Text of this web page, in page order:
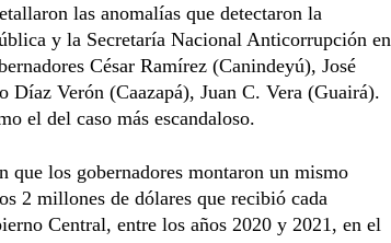
las anomalías que detectaron la
y la Secretaría Nacional Anticorrupción en
César Ramírez (Canindeyú), José
Díaz Verón (Caazapá), Juan C. Vera (Guairá).
el del caso más escandaloso.
que los gobernadores montaron un mismo
2 millones de dólares que recibió cada
Central, entre los años 2020 y 2021, en el